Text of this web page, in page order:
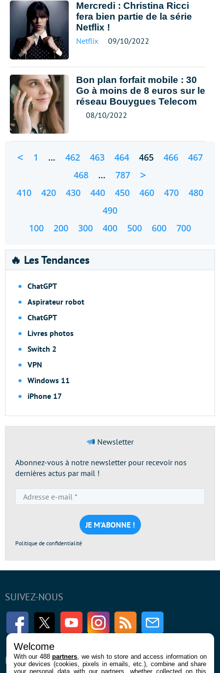
Mercredi : Christina Ricci
fera bien partie de la série
Netflix !
Netflix 09/10/2022
Bon plan forfait mobile : 30
Go à moins de 8 euros sur le
réseau Bouygues Telecom
08/10/2022
< 1 … 462 463 464 465 466
467
468
… 787 >
410 420 430 440 450 460 470
480
490
100
200 300 400 500 600 700
🔥 Les Tendances
ChatGPT
Aspirateur robot
ChatGPT
Livres photos
Switch 2
VPN
Windows 11
iPhone 17
Newsletter
Abonnez-vous à notre newsletter pour recevoir nos
dernières actus par mail !
e-
mail
*
Politique de confidentialité
SUIVEZ-NOUS
FacebookTwitter Youtube InstagramRSS Newsletter
ENTREPRISE À PROPOS
Welcome
With our 488partners , we wish to store and access information on
your devices (cookies, pixels in emails, etc.), combine and share
your personal data with our partners, whether collected on this